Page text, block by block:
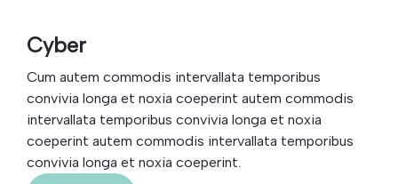
Cyber
Cum autem commodis intervallata temporibus
convivia longa et noxia coeperint autem commodis
intervallata temporibus convivia longa et noxia
coeperint autem commodis intervallata temporibus
convivia longa et noxia coeperint.